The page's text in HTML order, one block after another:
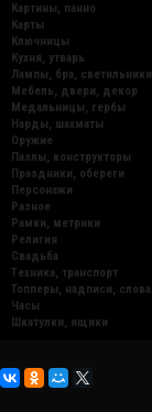
Картины, панно
Карты
Ключницы
Кухня, утварь
Лампы, бра, светильники
Мебель, двери, декор
Медальницы, гербы
Нарды, шахматы
Оружие
Пазлы, конструкторы
Праздники, обереги
Персонажи
Разное
Рамки, метрики
Религия
Свадьба
Техника, транспорт
Топперы, надписи, слова
Часы
Шкатулки, ящики